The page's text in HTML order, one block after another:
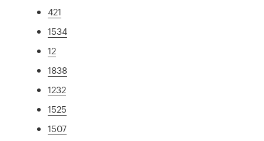
421
1534
12
1838
1232
1525
1507